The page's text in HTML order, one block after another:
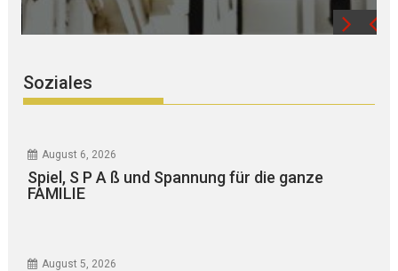
Soziales
August 6, 2026
Spiel, S P A ß und Spannung für die ganze
FAMILIE
August 5, 2026